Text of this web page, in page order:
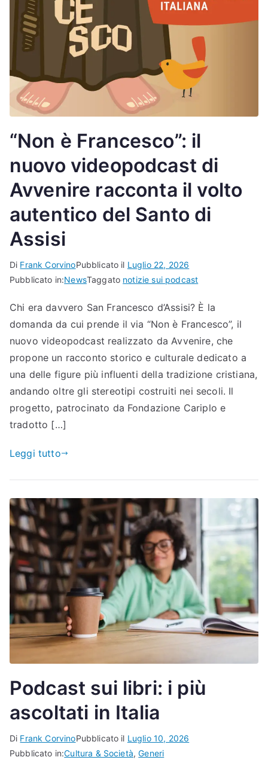
“Non è Francesco”: il
nuovo videopodcast di
Avvenire racconta il volto
autentico del Santo di
Assisi
Di Frank CorvinoPubblicato il Luglio 22, 2026
Pubblicato in:NewsTaggato notizie sui podcast
Chi era davvero San Francesco d’Assisi? È la
domanda da cui prende il via “Non è Francesco”, il
nuovo videopodcast realizzato da Avvenire, che
propone un racconto storico e culturale dedicato a
una delle figure più influenti della tradizione cristiana,
andando oltre gli stereotipi costruiti nei secoli. Il
progetto, patrocinato da Fondazione Cariplo e
tradotto […]
Leggi tutto
Podcast sui libri: i più
ascoltati in Italia
Di Frank CorvinoPubblicato il Luglio 10, 2026
Pubblicato in:Cultura & Società,Generi